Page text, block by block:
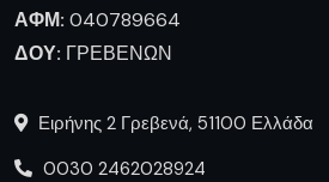
ΑΦΜ: 040789664
ΔΟΥ: ΓΡΕΒΕΝΩΝ
Ειρήνης 2 Γρεβενά, 51100 Ελλάδα
0030 2462028924